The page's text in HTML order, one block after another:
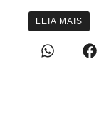
LEIA MAIS